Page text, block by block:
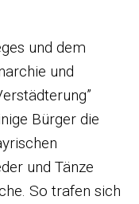
und dem
und
Bürger die
und Tänze
So trafen sich